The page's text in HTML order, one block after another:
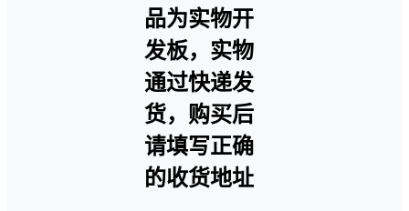
品为实物开
发板，实物
通过快递发
货，购买后
请填写正确
的收货地址